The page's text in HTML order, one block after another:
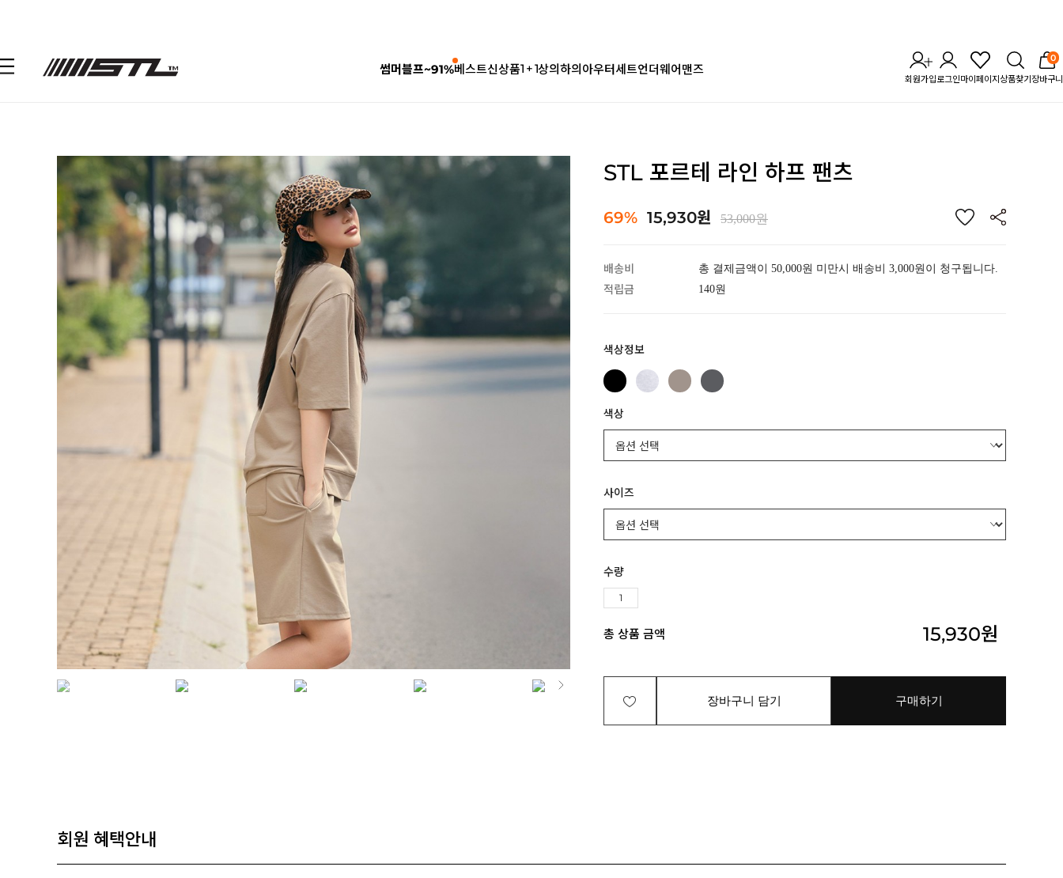
썸머블프~91%베스트신상품1 + 1상의하의아우터세트언더웨어맨즈
회원가입로그인마이페이지 상품찾기
0
장바구니
STL 포르테 라인 하프 팬츠
69% 15,930원 53,000원
배송비 총 결제금액이 50,000원 미만시 배송비 3,000원이 청구됩니다.
적립금 140원
색상정보
색상
사이즈
수량
총 상품 금액 15,930원
장바구니 담기 구매하기
회원 혜택안내